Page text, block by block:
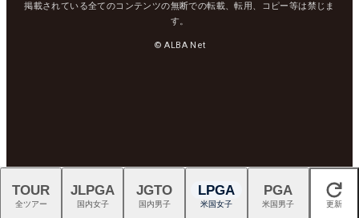
掲載されている全てのコンテンツの無断での転載、転用、コピー等は禁じま
す。
© ALBA Net
閉じる
TOUR
全ツアー
JLPGA
国内女子
JGTO
国内男子
LPGA
米国女子
PGA
米国男子 更新